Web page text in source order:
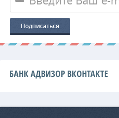
БАНК АДВИЗОР ВКОНТАКТЕ